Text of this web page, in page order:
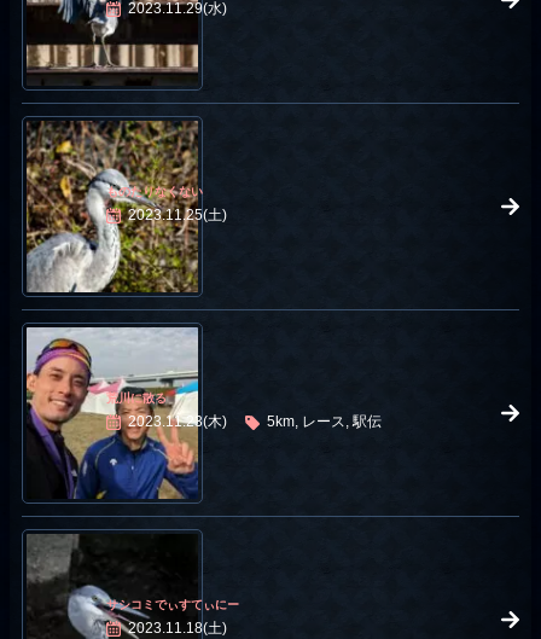
2023.11.29(水)
ものたりなくない
2023.11.25(土)
荒川に散る
2023.11.23(木) 5km, レース, 駅伝
サシコミでぃすてぃにー
2023.11.18(土)